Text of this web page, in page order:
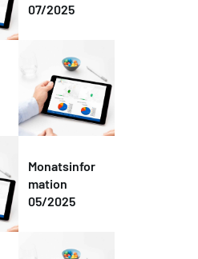
07/2025
Monatsinfor
mation
05/2025